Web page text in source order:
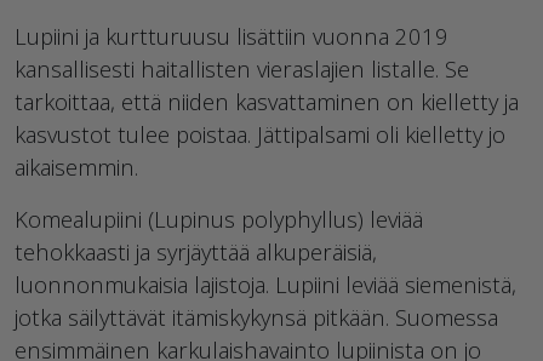
Lupiini ja kurtturuusu lisättiin vuonna 2019
kansallisesti haitallisten vieraslajien listalle. Se
tarkoittaa, että niiden kasvattaminen on kielletty ja
kasvustot tulee poistaa. Jättipalsami oli kielletty jo
aikaisemmin.
Komealupiini (Lupinus polyphyllus) leviää
tehokkaasti ja syrjäyttää alkuperäisiä,
luonnonmukaisia lajistoja. Lupiini leviää siemenistä,
jotka säilyttävät itämiskykynsä pitkään. Suomessa
ensimmäinen karkulaishavainto lupiinista on jo